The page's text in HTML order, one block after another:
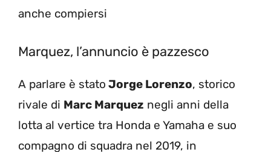
anche compiersi
Marquez, l’annuncio è pazzesco
A parlare è stato Jorge Lorenzo, storico
rivale di Marc Marquez negli anni della
lotta al vertice tra Honda e Yamaha e suo
compagno di squadra nel 2019, in